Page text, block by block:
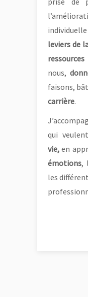
leviers de
ressources
nous,
faisons,
carrière.
qui veulent
vie, en
émotions,
les